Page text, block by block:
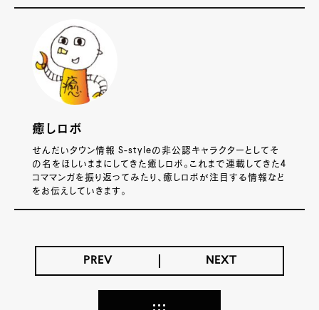
癒しロボ
せんだいタウン情報 S-styleの非公認キャラクターとしてそ
の名をほしいままにしてきた癒しロボ。これまで連載してきた4
コママンガを振り返ってみたり、癒しロボが注目する情報など
をお伝えしていきます。
PREV NEXT